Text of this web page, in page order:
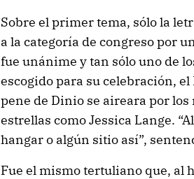
Sobre el primer tema, sólo la
a la categoría de congreso por
fue unánime y tan sólo uno de
escogido para su celebración,
pene de Dinio se aireara por
estrellas como Jessica Lange.
hangar o algún sitio así”,
Fue el mismo tertuliano que, al